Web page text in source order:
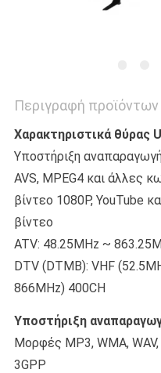
ΑΠΟΡΡΉΤΟΥ
Περιγραφή προϊόντων
Χαρακτηριστικά θύρας
Υποστήριξη
AVS, MPEG4 και άλλες
βίντεο 1080P, YouTube
βίντεο
ATV: 48.25MHz ~
DTV (DTMB): VHF
866MHz) 400CH
Υποστήριξη
Μορφές MP3, WMA, WAV,
3GPP